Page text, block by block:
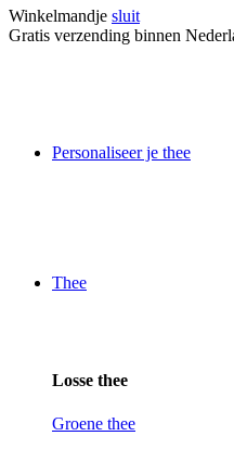
Winkelmandje sluit
Gratis verzending binnen
Personaliseer je thee
Thee
Losse thee
Groene thee